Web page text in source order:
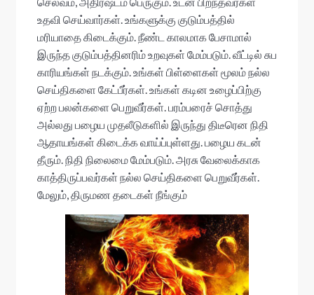
உதவி செய்வார்கள். உங்களுக்கு குடும்பத்தில்
மரியாதை கிடைக்கும். நீண்ட காலமாக பேசாமால்
இருந்த குடும்பத்தினரிம் உறவுகள் மேம்படும். வீட்டில் சுப
காரியங்கள் நடக்கும். உங்கள் பிள்ளைகள் மூலம் நல்ல
செய்திகளை கேட்பீர்கள். உங்கள் கடின உழைப்பிற்கு
ஏற்ற பலன்களை பெறுவீர்கள். பரம்பரைச் சொத்து
அல்லது பழைய முதலீடுகளில் இருந்து திடீரென நிதி
ஆதாயங்கள் கிடைக்க வாய்ப்புள்ளது. பழைய கடன்
தீரும். நிதி நிலைமை மேம்படும். அரசு வேலைக்காக
காத்திருப்பவர்கள் நல்ல செய்திகளை பெறுவீர்கள்.
மேலும், திருமண தடைகள் நீங்கும்